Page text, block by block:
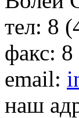
тел: 8
факс: 8
email:
наш